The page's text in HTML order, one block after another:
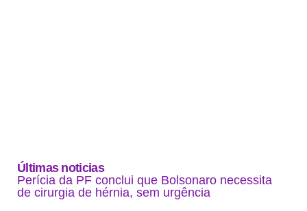
Últimas noticias
Perícia da PF conclui que Bolsonaro necessita
de cirurgia de hérnia, sem urgência